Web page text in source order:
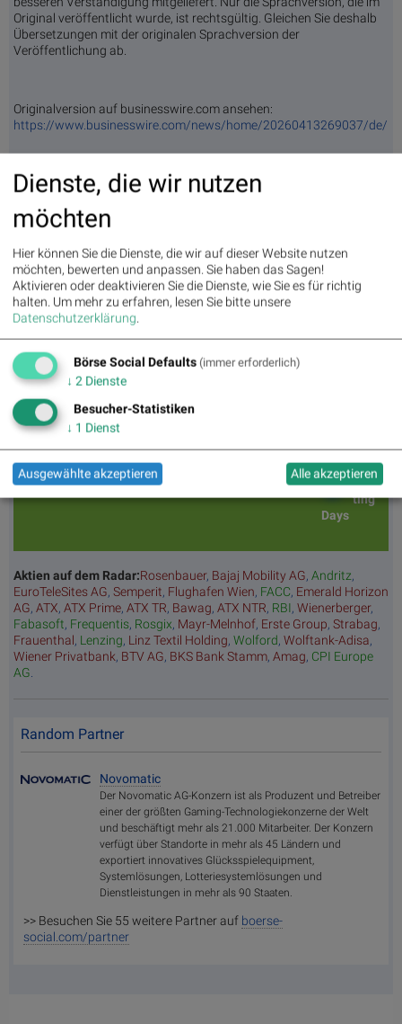
Original veröffentlicht wurde, ist rechtsgültig. Gleichen Sie deshalb
Übersetzungen mit der originalen Sprachversion der
Veröffentlichung ab.
Originalversion auf businesswire.com ansehen:
https://www.businesswire.com/news/home/20260413269037/de/
BSN Podcasts
Christian Drastil: Wiener Börse Plausch
Wiener Börse Party #1214: ATX nach Rekord
Bilanz und Wienerberger-Aufnahme
BSNgine
Top/F
Star/
h der
Matri
Movin
Averages
n
Umsa
tz
Hitpar
ade
Repor
ting
Days
Aktien auf dem Radar:Rosenbauer, Bajaj Mobility AG, Andritz,
EuroTeleSites AG, Semperit, Flughafen Wien, FACC, Emerald Horizon
AG, ATX, ATX Prime, ATX TR, Bawag, ATX NTR, RBI, Wienerberger,
Fabasoft, Frequentis, Rosgix, Mayr-Melnhof, Erste Group, Strabag,
Frauenthal, Lenzing, Linz Textil Holding, Wolford, Wolftank-Adisa,
Wiener Privatbank, BTV AG, BKS Bank Stamm, Amag, CPI Europe
AG
Random Partner
Novomatic
Der Novomatic AG-Konzern ist als Produzent und Betreiber
einer der größten Gaming-Technologiekonzerne der Welt
und beschäftigt mehr als 21.000 Mitarbeiter. Der Konzern
verfügt über Standorte in mehr als 45 Ländern und
exportiert innovatives Glücksspielequipment,
Systemlösungen, Lotteriesystemlösungen und
Dienstleistungen in mehr als 90 Staaten.
>> Besuchen Sie 55 weitere Partner auf boerse-
social.com/partner
Dienste, die wir nutzen
möchten
Hier können Sie die Dienste, die wir auf dieser Website nutzen
möchten, bewerten und anpassen. Sie haben das Sagen!
Aktivieren oder deaktivieren Sie die Dienste, wie Sie es für richtig
halten. Um mehr zu erfahren, lesen Sie bitte unsere
Datenschutzerklärung.
Börse Social Defaults (immer erforderlich)
↓ 2 Dienste
Besucher-Statistiken
↓ 1 Dienst
Ausgewählte akzeptieren Alle akzeptieren